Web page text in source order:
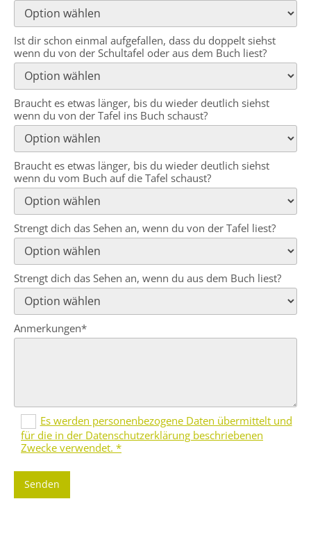
Ist dir schon einmal aufgefallen, dass du doppelt siehst
wenn du von der Schultafel oder aus dem Buch liest?
Braucht es etwas länger, bis du wieder deutlich siehst
wenn du von der Tafel ins Buch schaust?
Braucht es etwas länger, bis du wieder deutlich siehst
wenn du vom Buch auf die Tafel schaust?
Strengt dich das Sehen an, wenn du von der Tafel liest?
Strengt dich das Sehen an, wenn du aus dem Buch liest?
Anmerkungen*
Es werden personenbezogene Daten übermittelt und
für die in der Datenschutzerklärung beschriebenen
Zwecke verwendet. *